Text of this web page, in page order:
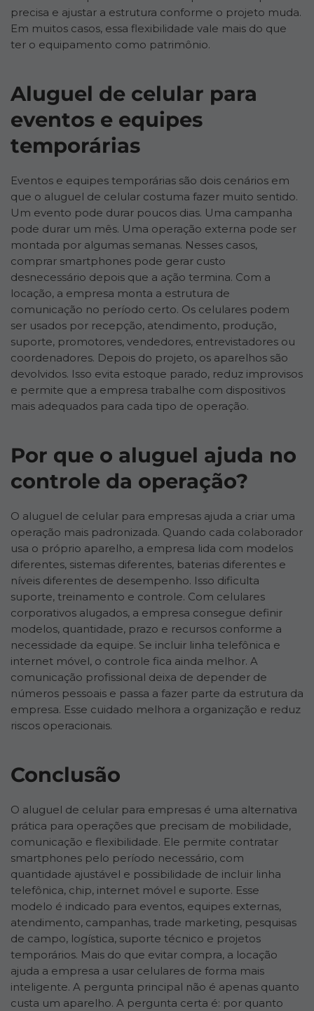
precisa e ajustar a estrutura conforme o projeto muda.
Em muitos casos, essa flexibilidade vale mais do que
ter o equipamento como patrimônio.
Aluguel de celular para
eventos e equipes
temporárias
Eventos e equipes temporárias são dois cenários em
que o aluguel de celular costuma fazer muito sentido.
Um evento pode durar poucos dias. Uma campanha
pode durar um mês. Uma operação externa pode ser
montada por algumas semanas. Nesses casos,
comprar smartphones pode gerar custo
desnecessário depois que a ação termina. Com a
locação, a empresa monta a estrutura de
comunicação no período certo. Os celulares podem
ser usados por recepção, atendimento, produção,
suporte, promotores, vendedores, entrevistadores ou
coordenadores. Depois do projeto, os aparelhos são
devolvidos. Isso evita estoque parado, reduz improvisos
e permite que a empresa trabalhe com dispositivos
mais adequados para cada tipo de operação.
Por que o aluguel ajuda no
controle da operação?
O aluguel de celular para empresas ajuda a criar uma
operação mais padronizada. Quando cada colaborador
usa o próprio aparelho, a empresa lida com modelos
diferentes, sistemas diferentes, baterias diferentes e
níveis diferentes de desempenho. Isso dificulta
suporte, treinamento e controle. Com celulares
corporativos alugados, a empresa consegue definir
modelos, quantidade, prazo e recursos conforme a
necessidade da equipe. Se incluir linha telefônica e
internet móvel, o controle fica ainda melhor. A
comunicação profissional deixa de depender de
números pessoais e passa a fazer parte da estrutura da
empresa. Esse cuidado melhora a organização e reduz
riscos operacionais.
Conclusão
O aluguel de celular para empresas é uma alternativa
prática para operações que precisam de mobilidade,
comunicação e flexibilidade. Ele permite contratar
smartphones pelo período necessário, com
quantidade ajustável e possibilidade de incluir linha
telefônica, chip, internet móvel e suporte. Esse
modelo é indicado para eventos, equipes externas,
atendimento, campanhas, trade marketing, pesquisas
de campo, logística, suporte técnico e projetos
temporários. Mais do que evitar compra, a locação
ajuda a empresa a usar celulares de forma mais
inteligente. A pergunta principal não é apenas quanto
custa um aparelho. A pergunta certa é: por quanto